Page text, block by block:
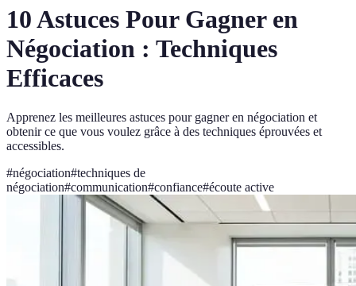
10 Astuces Pour Gagner en
Négociation : Techniques
Efficaces
Apprenez les meilleures astuces pour gagner en négociation et
obtenir ce que vous voulez grâce à des techniques éprouvées et
accessibles.
#négociation#techniques de
négociation#communication#confiance#écoute active